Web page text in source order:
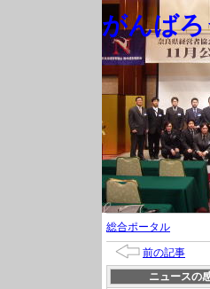
がんば
総合ポータル
前の記事
ニュースの